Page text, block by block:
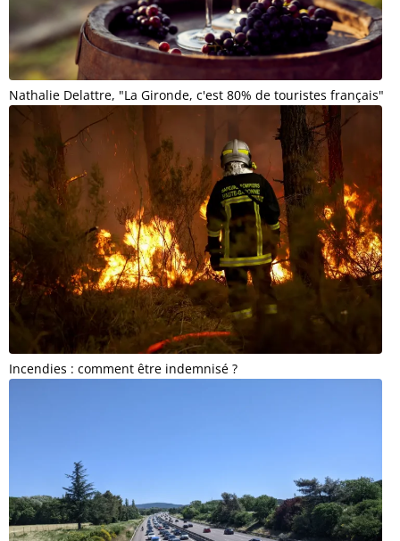
Nathalie Delattre, "La Gironde, c'est 80% de touristes français"
Incendies : comment être indemnisé ?